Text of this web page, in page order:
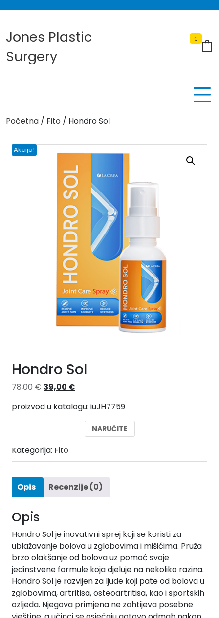
Jones Plastic
Surgery
0
Početna / Fito / Hondro Sol
Akcija!
Hondro Sol
78,00€ Izvorna
bila
39,00 €
je:
39,00 €.
proizvod u katalogu: iuJH7759
NARUČITE
Kategorija: Fito
Opis Recenzije (0)
Opis
Hondro Sol je inovativni sprej koji se koristi za
ublažavanje bolova u zglobovima i mišićima. Pruža
brzo olakšanje od bolova uz pomoć svoje
jedinstvene formule koja djeluje na nekoliko razina.
Hondro Sol je razvijen za ljude koji pate od bolova u
zglobovima, artritisa, osteoartritisa, kao i sportskih
ozljeda. Njegova primjena ne zahtijeva posebne